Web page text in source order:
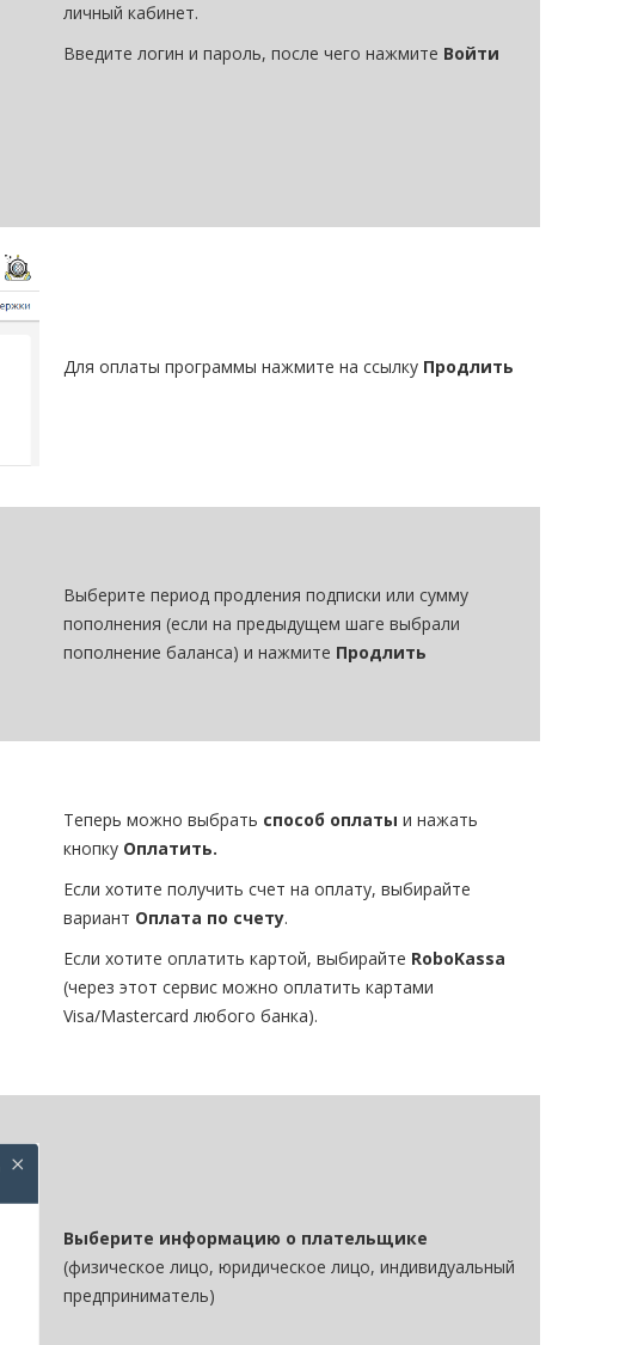
личный кабинет.
Введите логин и пароль, после чего нажмите Войти
Для оплаты программы нажмите на ссылку Продлить
Выберите период продления подписки или сумму
пополнения (если на предыдущем шаге выбрали
пополнение баланса) и нажмите Продлить
Теперь можно выбрать способ оплаты и нажать
кнопку Оплатить.
Если хотите получить счет на оплату, выбирайте
вариант Оплата по счету.
Если хотите оплатить картой, выбирайте RoboKassa
(через этот сервис можно оплатить картами
Visa/Mastercard любого банка).
Выберите информацию о плательщике
(физическое лицо, юридическое лицо, индивидуальный
предприниматель)